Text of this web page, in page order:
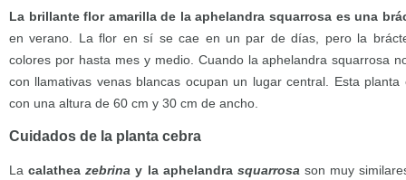
La brillante flor amarilla de la aphelandra squarrosa es una
en verano. La flor en sí se cae en un par de días, pero la
colores por hasta mes y medio. Cuando la aphelandra squarrosa
con llamativas venas blancas ocupan un lugar central. Esta
con una altura de 60 cm y 30 cm de ancho.
Cuidados de la planta cebra
Lacalatheazebrina y la aphelandra squarrosa son muy